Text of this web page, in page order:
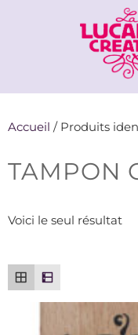
Accueil / Produits
TAMPON
Voici le seul résultat